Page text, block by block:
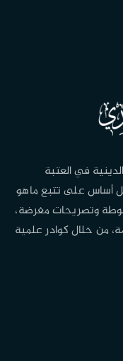
في العتبة
أساس على تتبع ماهو
وتصريحات مغرضة،
من خلال كوادر علمية